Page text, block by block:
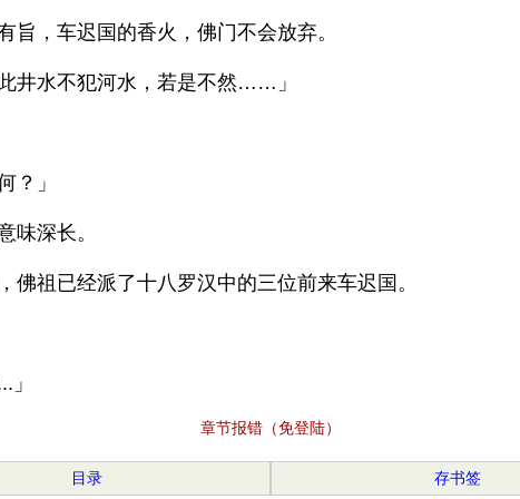
，车迟国的香火，佛门不会放弃。
井水不犯河水，若是不然……」
？」
味深长。
祖已经派了十八罗汉中的三位前来车迟国。
章节报错（免登陆）
目录 存书签